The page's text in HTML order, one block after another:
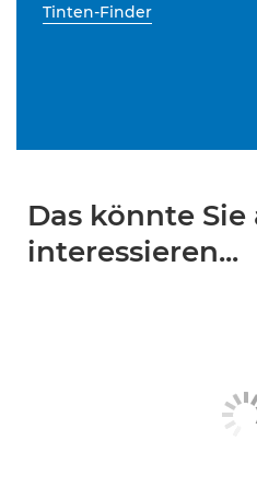
Tinten-Finder
Das könnte
interessieren...